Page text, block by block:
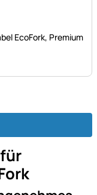
EcoFork, Premium